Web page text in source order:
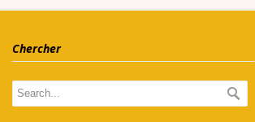
Chercher